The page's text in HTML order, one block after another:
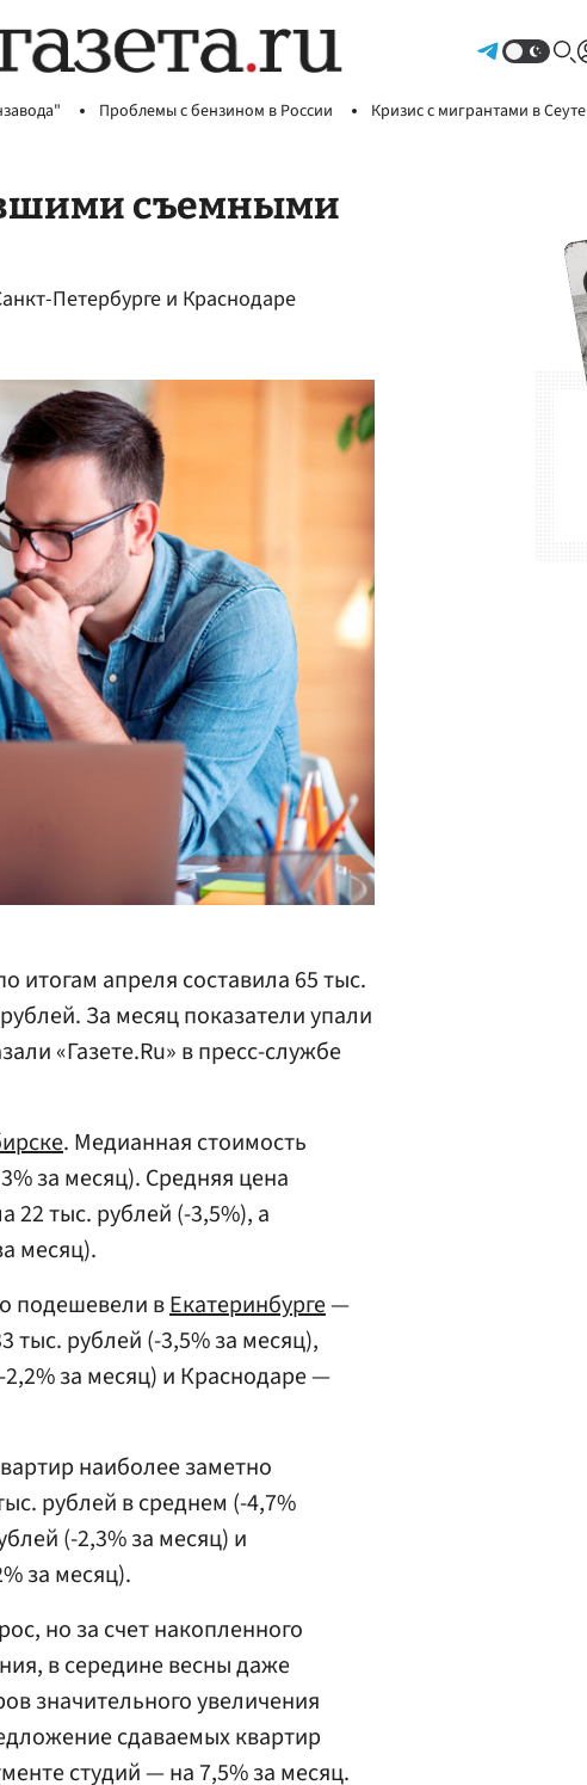
Проблемы с бензином в России Кризис с мигрантами в Сеуте
съемными
Петербурге и Краснодаре
итогам апреля составила 65 тыс.
За месяц показатели упали
«Газете.Ru» в пресс-службе
. Медианная стоимость
за месяц). Средняя цена
22 тыс. рублей (-3,5%), а
месяц).
подешевели вЕкатеринбурге—
тыс. рублей (-3,5% за месяц),
за месяц) и Краснодаре —
наиболее заметно
рублей в среднем (-4,7%
(-2,3% за месяц) и
за месяц).
но за счет накопленного
в середине весны даже
значительного увеличения
сдаваемых квартир
студий — на 7,5% за месяц.